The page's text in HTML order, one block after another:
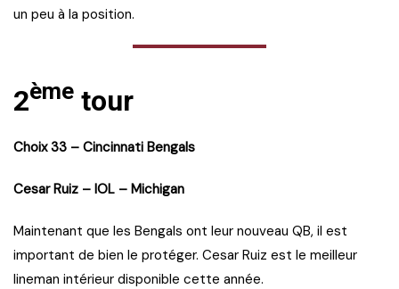
un peu à la position.
2ème tour
Choix 33 – Cincinnati Bengals
Cesar Ruiz – IOL – Michigan
Maintenant que les Bengals ont leur nouveau QB, il est
important de bien le protéger. Cesar Ruiz est le meilleur
lineman intérieur disponible cette année.